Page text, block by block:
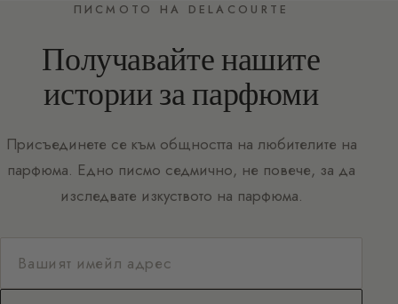
ПИСМОТО НА DELACOURTE
Получавайте нашите
истории за парфюми
Присъединете се към общността на любителите на
парфюма. Едно писмо седмично, не повече, за да
изследвате изкуството на парфюма.